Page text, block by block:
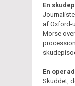
En
af Oxford-
Morse
En
Skuddet,